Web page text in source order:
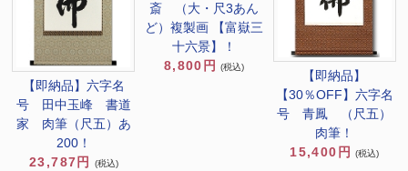
【即納品】六字名
号 田中玉峰 書道
家 肉筆（尺五）あ
200！
23,787円
(税込)
斎 （大・尺3あん
ど）複製画 【富嶽三
十六景】！
8,800円
(税込)
【即納品】
【30％OFF】六字名
号 青鳳 （尺五）
肉筆！
15,400円
(税込)